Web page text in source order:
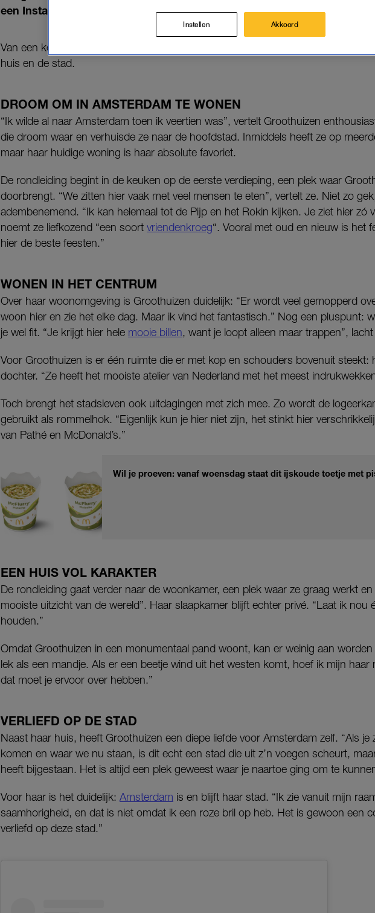
een Instagram-reel van FC Centrum geeft ze een exclusief kijkje in haar
Van een keuken die voelt als een vriendenkroeg tot een indrukwekkend atelier:
huis en de stad.
DROOM OM IN AMSTERDAM TE WONEN
“Ik wilde al naar Amsterdam toen ik veertien was”, vertelt Groothuizen
die droom waar en verhuisde ze naar de hoofdstad. Inmiddels heeft ze op
maar haar huidige woning is haar absolute favoriet.
De rondleiding begint in de keuken op de eerste verdieping, een plek waar
doorbrengt. “We zitten hier vaak met veel mensen te eten”, vertelt ze. Niet zo
adembenemend. “Ik kan helemaal tot de Pijp en het Rokin kijken. Je ziet hier zó
noemt ze liefkozend “een soort vriendenkroeg“. Vooral met oud en nieuw is het
hier de beste feesten.”
WONEN IN HET CENTRUM
Over haar woonomgeving is Groothuizen duidelijk: “Er wordt veel gemopperd
woon hier en zie het elke dag. Maar ik vind het fantastisch.” Nog een pluspunt:
je wel fit. “Je krijgt hier hele mooie billen, want je loopt alleen maar trappen”, lacht
Voor Groothuizen is er één ruimte die er met kop en schouders bovenuit steekt:
dochter. “Ze heeft het mooiste atelier van Nederland met het meest
Toch brengt het stadsleven ook uitdagingen met zich mee. Zo wordt de
gebruikt als rommelhok. “Eigenlijk kun je hier niet zijn, het stinkt hier
van Pathé en McDonald’s.”
Wil je proeven: vanaf woensdag staat dit ijskoude toetje met
EEN HUIS VOL KARAKTER
De rondleiding gaat verder naar de woonkamer, een plek waar ze graag werkt en
mooiste uitzicht van de wereld”. Haar slaapkamer blijft echter privé. “Laat ik nou
houden.”
Omdat Groothuizen in een monumentaal pand woont, kan er weinig aan
lek als een mandje. Als er een beetje wind uit het westen komt, hoef ik mijn haar
dat moet je ervoor over hebben.”
VERLIEFD OP DE STAD
Naast haar huis, heeft Groothuizen een diepe liefde voor Amsterdam zelf. “Als je
komen en waar we nu staan, is dit echt een stad die uit z’n voegen scheurt,
heeft bijgestaan. Het is altijd een plek geweest waar je naartoe ging om te
Voor haar is het duidelijk: Amsterdam is en blijft haar stad. “Ik zie vanuit mijn
saamhorigheid, en dat is niet omdat ik een roze bril op heb. Het is gewoon een
verliefd op deze stad.”
Instellen Akkoord